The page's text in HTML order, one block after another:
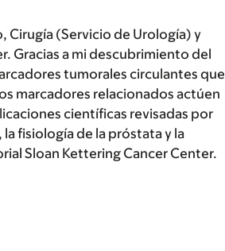
(Servicio de Urología) y
Gracias a mi descubrimiento del
tumorales circulantes que
marcadores relacionados actúen
científicas revisadas por
fisiología de la próstata y la
Sloan Kettering Cancer Center.